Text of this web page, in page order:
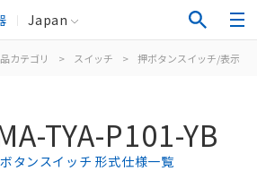
Japan
カテゴリ > スイッチ > 押ボタンスイッチ/表示灯
TYA-P101-YB
タンスイッチ 形式仕様一覧